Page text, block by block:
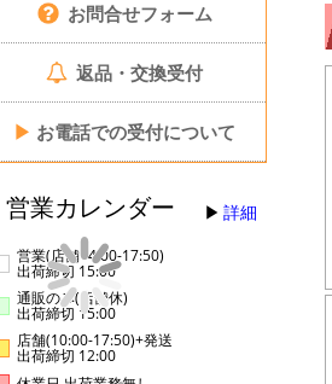
お問合せフォーム
返品・交換受付
▶ お電話での受付について
営業カレンダー 詳細
営業(店舗14:00-17:50)
出荷締切 15:00
通販のみ(店舗休)
出荷締切 15:00
店舗(10:00-17:50)+発送
出荷締切 12:00